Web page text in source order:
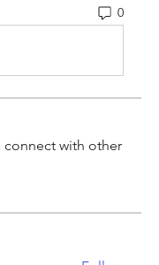
0
with other